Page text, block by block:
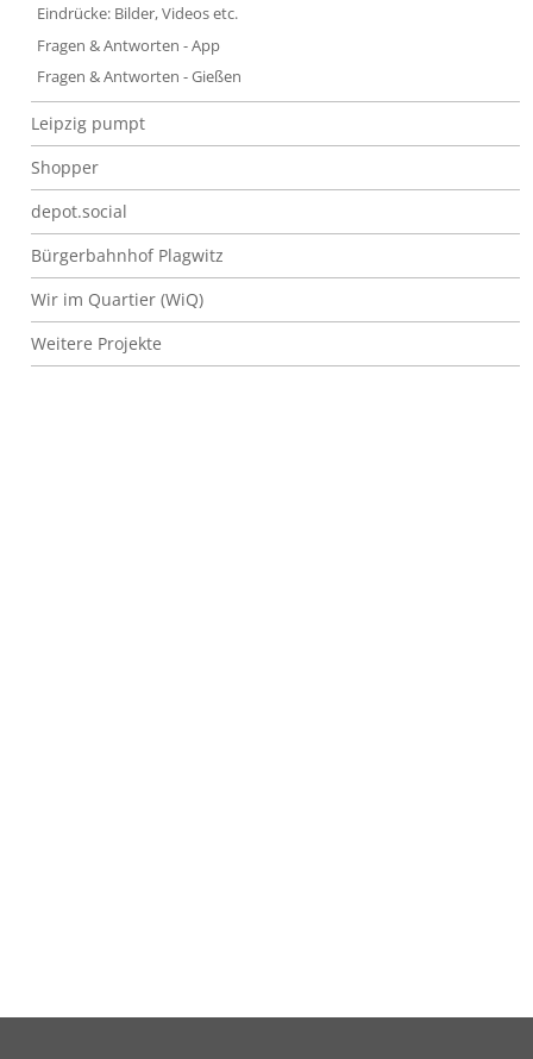
Eindrücke: Bilder, Videos etc.
Fragen & Antworten - App
Fragen & Antworten - Gießen
Leipzig pumpt
Shopper
depot.social
Bürgerbahnhof Plagwitz
Wir im Quartier (WiQ)
Weitere Projekte